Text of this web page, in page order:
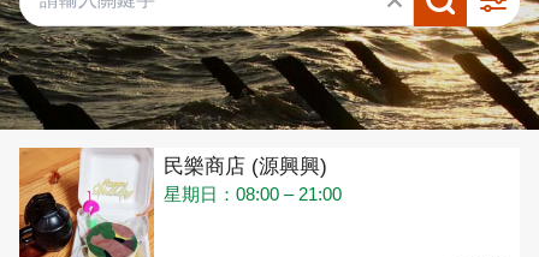
共有 432 間店家
民樂商店 (源興興)
星期日：08:00 – 21:00